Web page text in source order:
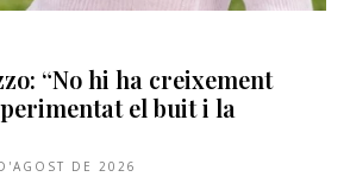
“No hi ha creixement
el buit i la
DE 2026